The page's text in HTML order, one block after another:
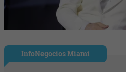
InfoNegocios Miami